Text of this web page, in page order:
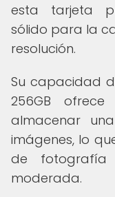
esta tarjeta
sólido para la
resolución.
Su capacidad
256GB
almacenar
imágenes, lo
de fotografía
moderada.